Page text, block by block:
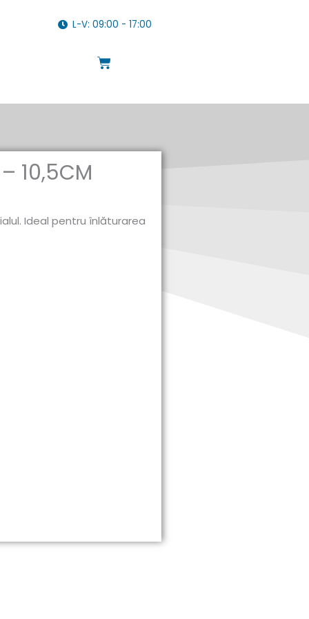
L-V: 09:00 - 17:00
Cart
10,5CM
Ideal pentru înlăturarea